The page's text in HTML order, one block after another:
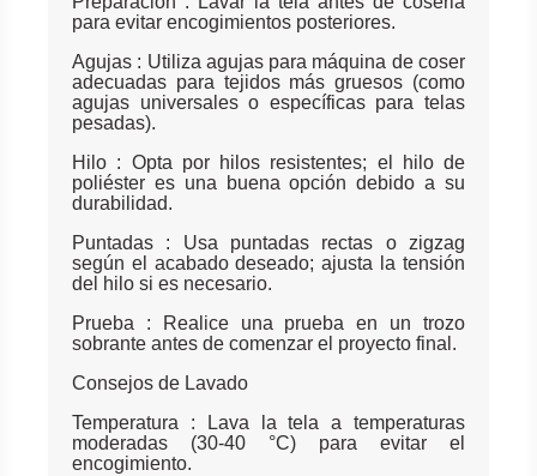
para evitar encogimientos posteriores.
Agujas : Utiliza agujas para máquina de coser
adecuadas para tejidos más gruesos (como
agujas universales o específicas para telas
pesadas).
Hilo : Opta por hilos resistentes; el hilo de
poliéster es una buena opción debido a su
durabilidad.
Puntadas : Usa puntadas rectas o zigzag
según el acabado deseado; ajusta la tensión
del hilo si es necesario.
Prueba : Realice una prueba en un trozo
sobrante antes de comenzar el proyecto final.
Consejos de Lavado
Temperatura : Lava la tela a temperaturas
moderadas (30-40 °C) para evitar el
encogimiento.